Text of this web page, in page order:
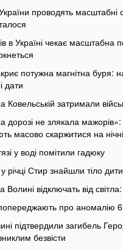
проводять масштабні
в Україні чекає масштабна
потужна магнітна буря:
дати
Ковельській затримали
дорозі не злякала
масово скаржитися на
у воді помітили гадюку
річці Стир знайшли тіло
відключать від
попереджають про аномалію
підтвердили загибель
безвісти